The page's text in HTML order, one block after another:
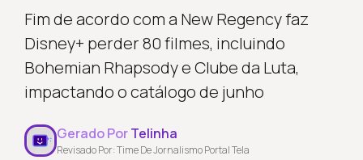
Fim de acordo com a New Regency faz
Disney+ perder 80 filmes, incluindo
Bohemian Rhapsody e Clube da Luta,
impactando o catálogo de junho
Gerado PorTelinha
Revisado Por: Time De Jornalismo Portal Tela